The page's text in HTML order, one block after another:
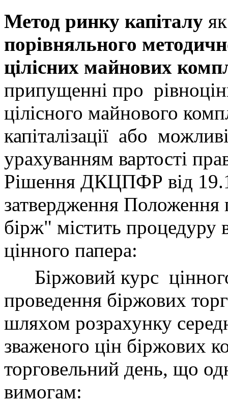
Метод ринку капіталу
порівняльного
цілісних майнових
припущенні про
цілісного майнового
капіталізації або
урахуванням вартості
Рішення ДКЦПФР від
затвердження
бірж" містить процедуру
цінного папера:
Біржовий курс
проведення біржових
шляхом розрахунку
зваженого цін біржових
торговельний день, що
вимогам: